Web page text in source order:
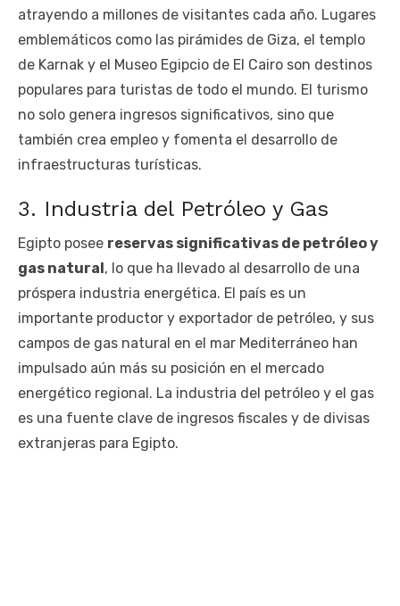
atrayendo a millones de visitantes cada año. Lugares
emblemáticos como las pirámides de Giza, el templo
de Karnak y el Museo Egipcio de El Cairo son destinos
populares para turistas de todo el mundo. El turismo
no solo genera ingresos significativos, sino que
también crea empleo y fomenta el desarrollo de
infraestructuras turísticas.
3. Industria del Petróleo y Gas
Egipto posee reservas significativas de petróleo y
gas natural , lo que ha llevado al desarrollo de una
próspera industria energética. El país es un
importante productor y exportador de petróleo, y sus
campos de gas natural en el mar Mediterráneo han
impulsado aún más su posición en el mercado
energético regional. La industria del petróleo y el gas
es una fuente clave de ingresos fiscales y de divisas
extranjeras para Egipto.